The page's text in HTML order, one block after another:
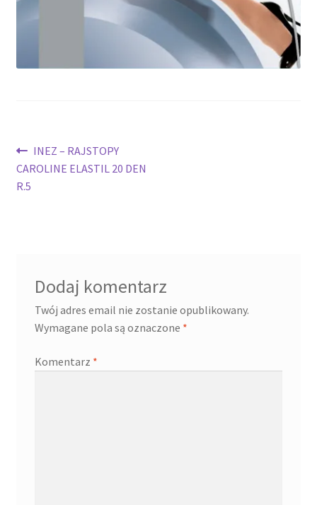
Nawigacja
wpisu
Poprzedni
wpis:
INEZ – RAJSTOPY
CAROLINE ELASTIL 20 DEN
R.5
Dodaj komentarz
Twój adres email nie zostanie opublikowany.
Wymagane pola są oznaczone *
Komentarz *